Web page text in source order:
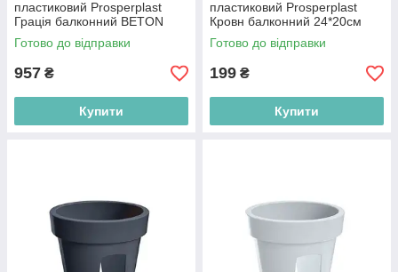
пластиковий Prosperplast
Грація балконний BETON
60*24см бетон DGCL600E-
422U
Готово до відправки
957 ₴
Купити
пластиковий Prosperplast
Кровн балконний 24*20см
терракот DCRO240-R624
Готово до відправки
199 ₴
Купити